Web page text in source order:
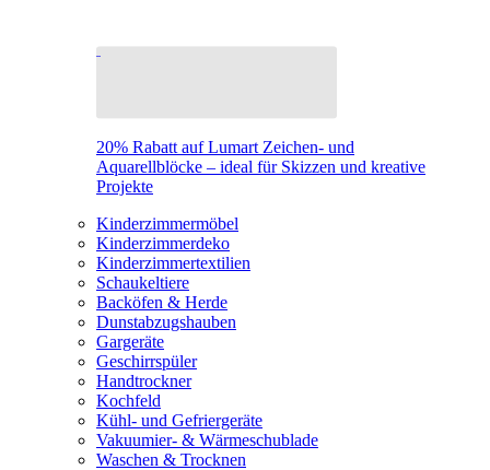
20% Rabatt auf Lumart Zeichen- und
Aquarellblöcke – ideal für Skizzen und kreative
Projekte
Kinderzimmermöbel
Kinderzimmerdeko
Kinderzimmertextilien
Schaukeltiere
Backöfen & Herde
Dunstabzugshauben
Gargeräte
Geschirrspüler
Handtrockner
Kochfeld
Kühl- und Gefriergeräte
Vakuumier- & Wärmeschublade
Waschen & Trocknen